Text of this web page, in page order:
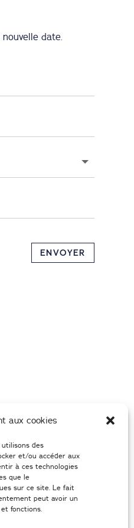
aux cookies
des
et/ou accéder aux
à ces technologies
que le
sur ce site. Le fait
peut avoir un
fonctions.
date.
ENVOYER